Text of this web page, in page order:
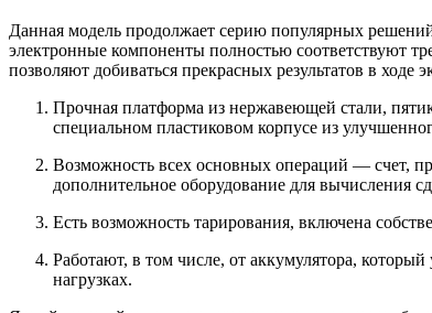
Данная модель продолжает серию популярных
электронные компоненты полностью соответствуют
позволяют добиваться прекрасных результатов в
Прочная платформа из нержавеющей стали,
специальном пластиковом корпусе из
Возможность всех основных операций — счет,
дополнительное оборудование для вычисления
Есть возможность тарирования, включена
Работают, в том числе, от аккумулятора,
нагрузках.